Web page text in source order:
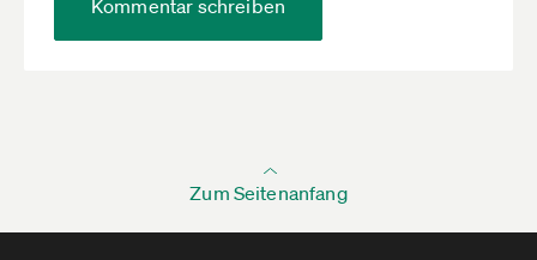
Kommentar schreiben
Zum Seitenanfang